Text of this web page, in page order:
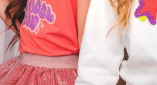
Bespaar 50%